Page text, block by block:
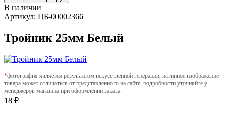
В наличии
Артикул: ЦБ-00002366
Тройник 25мм Белый
*фотография является результатом искусственной генерации, истинное изображение
товара может отличаться от представленного на сайте, подробности уточняйте у
менеджеров магазина при оформлении заказа.
18 ₽